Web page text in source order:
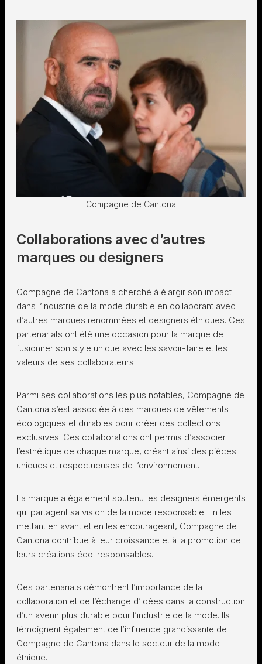
Compagne de Cantona
Collaborations avec d’autres
marques ou designers
Compagne de Cantona a cherché à élargir son impact
dans l’industrie de la mode durable en collaborant avec
d’autres marques renommées et designers éthiques. Ces
partenariats ont été une occasion pour la marque de
fusionner son style unique avec les savoir-faire et les
valeurs de ses collaborateurs.
Parmi ses collaborations les plus notables, Compagne de
Cantona s’est associée à des marques de vêtements
écologiques et durables pour créer des collections
exclusives. Ces collaborations ont permis d’associer
l’esthétique de chaque marque, créant ainsi des pièces
uniques et respectueuses de l’environnement.
La marque a également soutenu les designers émergents
qui partagent sa vision de la mode responsable. En les
mettant en avant et en les encourageant, Compagne de
Cantona contribue à leur croissance et à la promotion de
leurs créations éco-responsables.
Ces partenariats démontrent l’importance de la
collaboration et de l’échange d’idées dans la construction
d’un avenir plus durable pour l’industrie de la mode. Ils
témoignent également de l’influence grandissante de
Compagne de Cantona dans le secteur de la mode
éthique.